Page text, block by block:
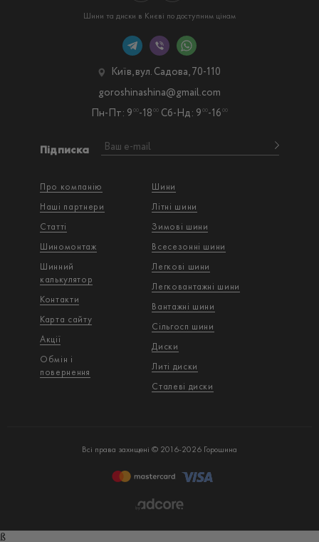
Шини та диски в Києві по доступним цінам
Про компанію
Наші партнери
Статті
Шиномонтаж
Шинний
калькулятор
Контакти
Карта сайту
Акції
Обмін і
повернення
Шини
Літні шини
Зимові шини
Всесезонні шини
Легкові шини
Легковантажнi шини
Вантажнi шини
Сільгосп шини
Диски
Литі диски
Сталеві диски
Підписка
Київ, вул. Садова, 70-110
Пн-Пт: 9 00-18 00 Сб-Нд: 9 00-16 00
goroshinashina@gmail.com
Всі права захищені © 2016-2026 Горошина
ß